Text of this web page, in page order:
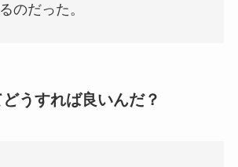
のだった。
うすれば良いんだ？